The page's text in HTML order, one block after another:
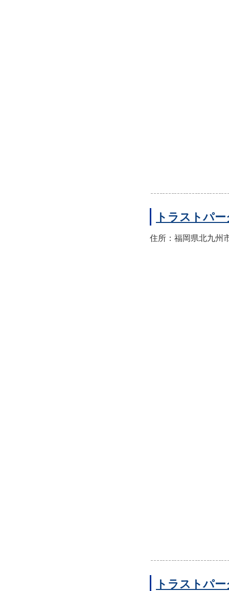
トラストパ
住所：福岡県北九州
トラストパ